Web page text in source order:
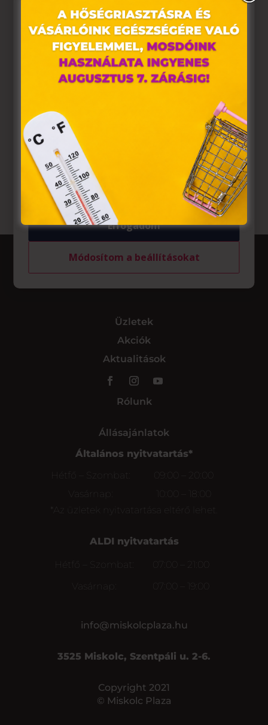
Üzletek
Akciók
Aktualitások
Rólunk
Állásajánlatok
Általános nyitvatartás*
Hétfő – Szombat:
09:00 – 20:00
Vasárnap:
*Az üzletek nyitvatartása eltérő lehet.
ALDI nyitvatartás
Hétfő – Szombat:
07:00 – 21:00
Vasárnap:
info@miskolcplaza.hu
3525 Miskolc, Szentpáli u. 2-6.
Copyright 2021
© Miskolc Plaza
Weboldalunkon „cookie"-kat (továbbiakban „süti")
alkalmazunk. Ezek olyan fájlok, melyek információt
tárolnak webes böngészőjében. Ehhez az Ön
hozzájárulása szükséges.
A „sütiket" az elektronikus hírközlésről szóló 2003. évi C.
törvény, az elektronikus kereskedelmi szolgáltatások, az
információs társadalommal összefüggő szolgáltatások
egyes kérdéseiről szóló 2001. évi CVIII. törvény, valamint
az Európai Unió előírásainak megfelelően használjuk.
Azon weblapoknak, melyek az Európai Unió országain
belül működnek, a „sütik" használatához, és ezeknek a
felhasználó számítógépén vagy egyéb eszközén történő
tárolásához a felhasználók hozzájárulását kell kérniük.
Elfogadom
Módosítom a beállításokat